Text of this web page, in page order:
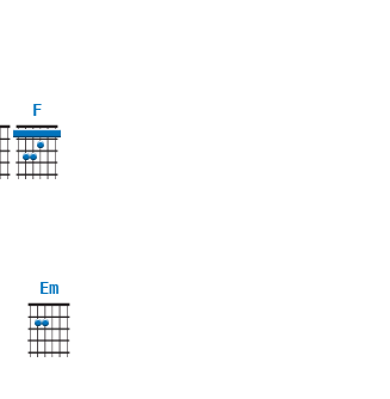
F
Em